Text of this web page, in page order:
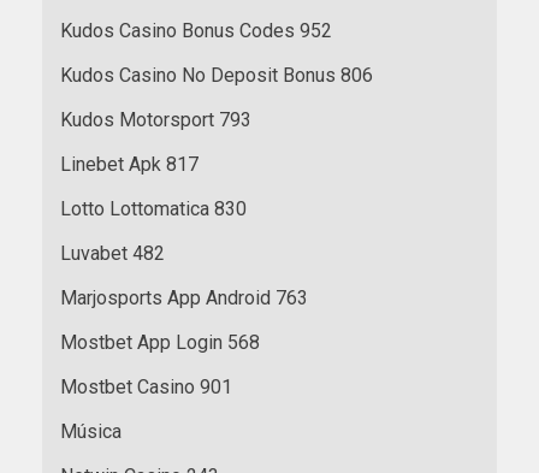
Kudos Casino Bonus Codes 952
Kudos Casino No Deposit Bonus 806
Kudos Motorsport 793
Linebet Apk 817
Lotto Lottomatica 830
Luvabet 482
Marjosports App Android 763
Mostbet App Login 568
Mostbet Casino 901
Música